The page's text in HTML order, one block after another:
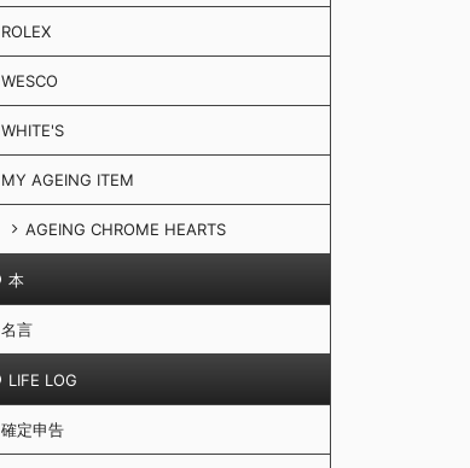
ROLEX
WESCO
WHITE'S
MY AGEING ITEM
AGEING CHROME HEARTS
本
名言
LIFE LOG
確定申告